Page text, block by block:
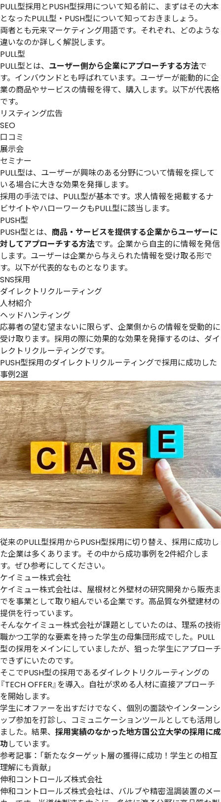
PULL型採用とPUSH型採用について知る前に、まずはその大本
となったPULL型・PUSH型について知っておきましょう。
両者とも元来マーケティング用語です。それぞれ、どのような
違いなのか詳しく解説します。
PULL型
PULL型とは、 ユーザー側から企業にアプローチする方法で
す。インバウンドとも呼ばれています。ユーザーが能動的に企
業の商品やサービスの情報を得て、購入します。以下が代表格
です。
リスティング広告
SEO
口コミ
展示会
セミナー
PULL型は、ユーザーが興味のある分野について情報を探して
いる場合に大きな効果を発揮します。
採用の手法では、PULL型が基本です。求人情報を掲載するナ
ビサイトやハローワークもPULL型に該当します。
PUSH型
PUSH型とは、 商品・サービスを提供する企業からユーザーに
対してアプローチする方法です。企業から自主的に情報を発信
します。ユーザーは企業から与えられた情報を受け取る形で
す。以下が代表的なものとなります。
SNS採用
ダイレクトリクルーティング
人材紹介
ヘッドハンティング
応募者の望む望まないに限らず、企業側からの情報を受動的に
受け取ります。採用の際に効果的な効果を発揮するのは、ダイ
レクトリクルーティングです。
PUSH型採用のダイレクトリクルーティングで採用に成功した
事例2選
従来のPULL型採用からPUSH型採用に切り替え、採用に成功し
た企業は多くあります。その中から成功事例を2件紹介しま
す。ぜひ参考にしてください。
ケイミュー株式会社
ケイミュー株式会社は、屋根材と外壁材の研究開発から販売ま
でを事業として取り組んでいる企業です。高品質な外壁建材の
提供を行っています。
そんなケイミュー株式会社が課題としていたのは、理系の技術
職かつ工学的な要素を持った学生の母集団形成でした。PULL
型の採用をメインにしていましたが、狙った学生にアプローチ
できずにいたのです。
そこでPUSH型の採用であるダイレクトリクルーティングの
『TECH OFFER』を導入。自社が求める人材に直接アプローチ
を開始します。
学生にオファーを出すだけでなく、個別の面談やインターンシ
ップ参加を打診し、コミュニケーションツールとしても活用し
ました。結果、 採用実績のなかった地方国公立大学の採用に成
功しています。
参考記事：「新たなターゲット層の獲得に成功！学生との相互
理解にも貢献」
伸和コントロールズ株式会社
伸和コントロールズ株式会社は、バルブや精密温調装置のメー